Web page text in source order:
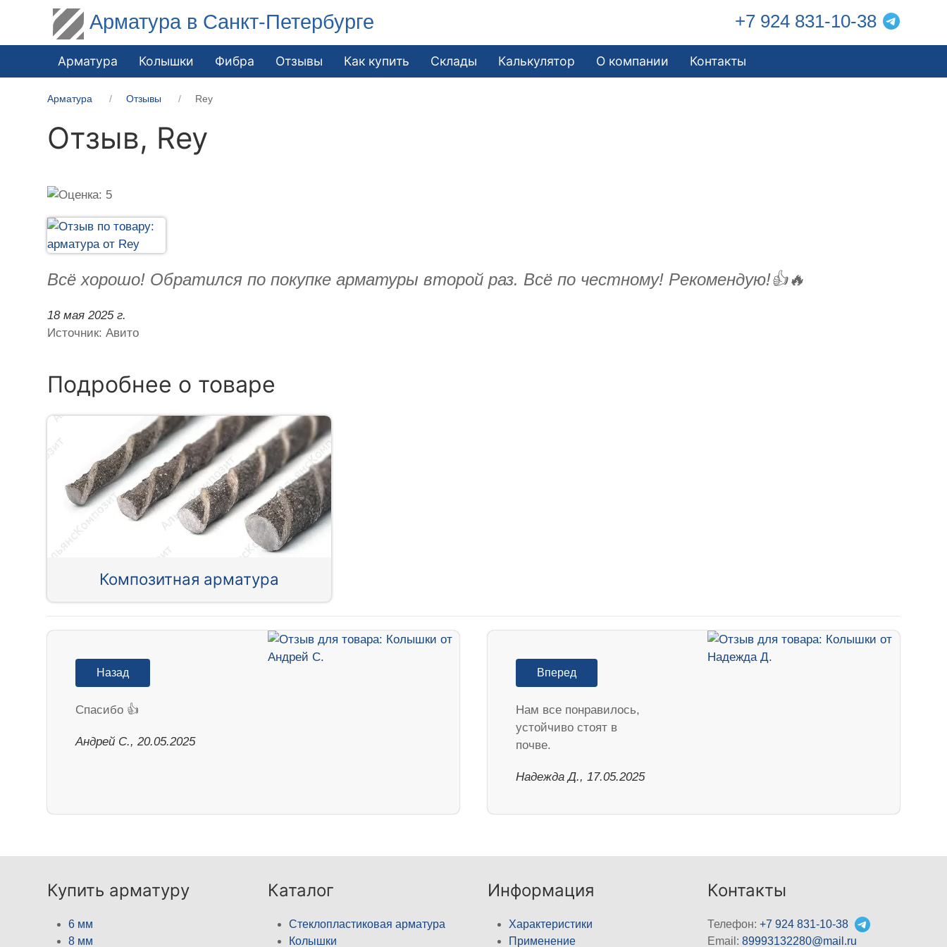
Арматура в Санкт-Петербурге +7 924 831-10-38
Арматура Колышки Фибра Отзывы Как купить Склады Калькулятор О компании Контакты
Арматура Отзывы Rey
Отзыв, Rey
Всё хорошо! Обратился по покупке арматуры второй раз. Всё по честному! Рекомендую!👍🔥
18 мая 2025 г.
Источник: Авито
Подробнее о товаре
Композитная арматура
Назад
Спасибо 👍
Андрей С., 20.05.2025
Вперед
Нам все понравилось,
устойчиво стоят в
почве.
Надежда Д., 17.05.2025
Купить арматуру
6 мм
8 мм
Каталог
Стеклопластиковая арматура
Колышки
Информация
Характеристики
Применение
Контакты
Телефон:+7 924 831-10-38
Email:89993132280@mail.ru